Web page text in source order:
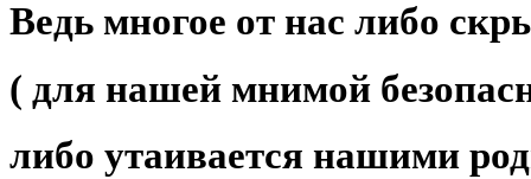
Ведь многое от нас либо
( для нашей мнимой
либо утаивается нашими